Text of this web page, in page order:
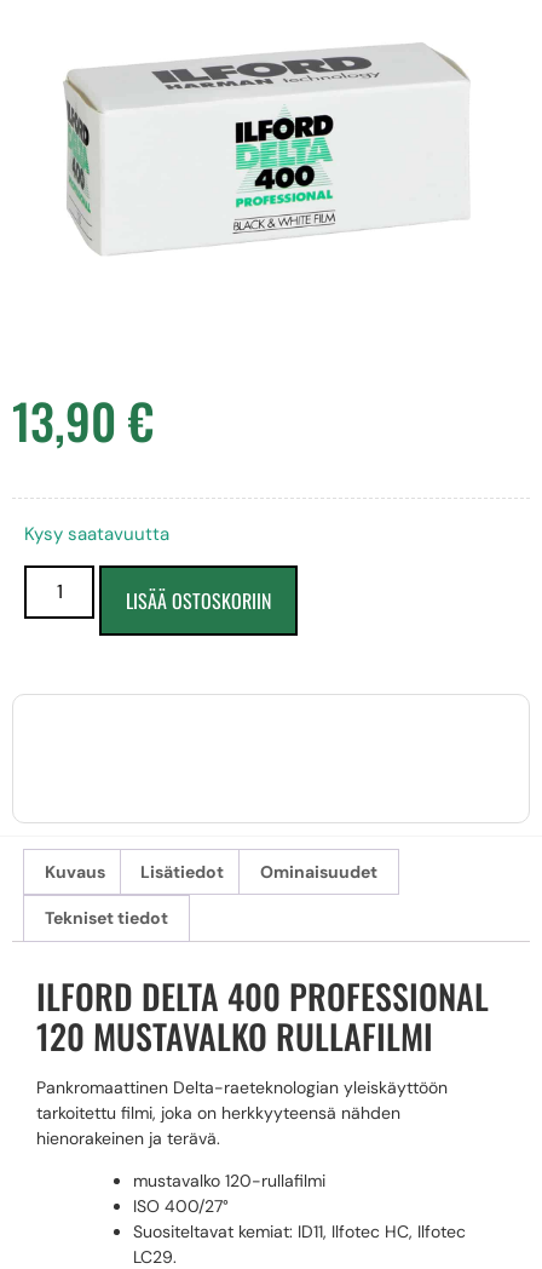
13,90€
Kysy saatavuutta
LISÄÄ OSTOSKORIIN
Kuvaus Lisätiedot Ominaisuudet
Tekniset tiedot
ILFORD DELTA 400 PROFESSIONAL
120 MUSTAVALKO RULLAFILMI
Pankromaattinen Delta-raeteknologian yleiskäyttöön
tarkoitettu filmi, joka on herkkyyteensä nähden
hienorakeinen ja terävä.
mustavalko 120-rullafilmi
ISO 400/27°
Suositeltavat kemiat: ID11, Ilfotec HC, Ilfotec
LC29.